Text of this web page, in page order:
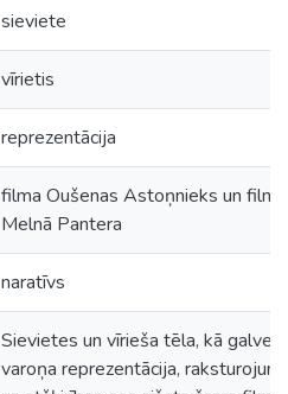
sieviete
vīrietis
reprezentācija
filma Oušenas Astoņnieks un filma
Melnā Pantera
naratīvs
Sievietes un vīrieša tēla, kā
varoņa reprezentācija,